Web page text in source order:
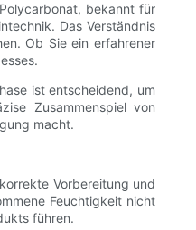
bekannt für
Das Verständnis
Ob Sie ein erfahrener
ist entscheidend, um
Zusammenspiel von
macht.
Vorbereitung und
Feuchtigkeit nicht
führen.